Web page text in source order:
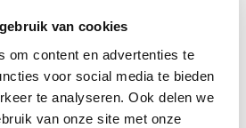
van cookies
om content en advertenties te
voor social media te bieden
te analyseren. Ook delen we
van onze site met onze
maar een inhalatie-allergie komt
van bepaalde stoffen. Vaak
roodheid en schilferigheid